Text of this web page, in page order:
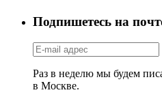
Подпишетесь на
Раз в неделю мы будем
в Москве.